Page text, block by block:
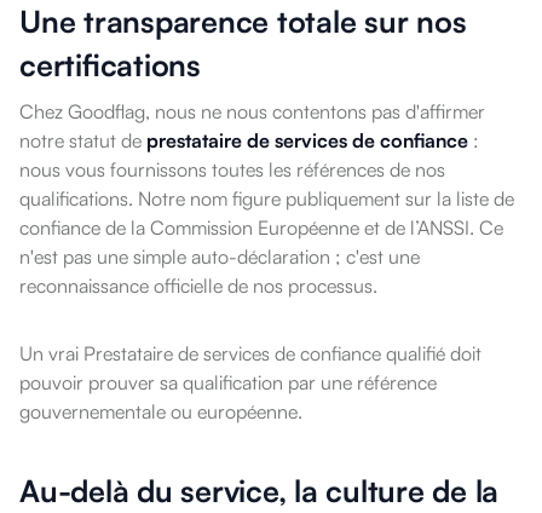
Une transparence totale sur nos
certifications
Chez Goodflag, nous ne nous contentons pas d'affirmer
notre statut de prestataire de services de confiance :
nous vous fournissons toutes les références de nos
qualifications. Notre nom figure publiquement sur la liste de
confiance de la Commission Européenne et de l’ANSSI. Ce
n'est pas une simple auto-déclaration ; c'est une
reconnaissance officielle de nos processus.
Un vrai Prestataire de services de confiance qualifié doit
pouvoir prouver sa qualification par une référence
gouvernementale ou européenne.
Au-delà du service, la culture de la